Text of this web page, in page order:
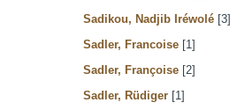
Sadikou, Nadjib Iréwolé [3]
Sadler, Francoise [1]
Sadler, Françoise [2]
Sadler, Rüdiger [1]